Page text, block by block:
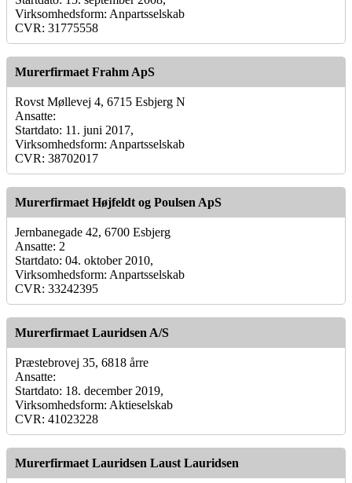
Virksomhedsform: Anpartsselskab
CVR: 31775558
Murerfirmaet Frahm ApS
Rovst Møllevej 4, 6715 Esbjerg N
Ansatte:
Startdato: 11. juni 2017,
Virksomhedsform: Anpartsselskab
CVR: 38702017
Murerfirmaet Højfeldt og Poulsen ApS
Jernbanegade 42, 6700 Esbjerg
Ansatte: 2
Startdato: 04. oktober 2010,
Virksomhedsform: Anpartsselskab
CVR: 33242395
Murerfirmaet Lauridsen A/S
Præstebrovej 35, 6818 årre
Ansatte:
Startdato: 18. december 2019,
Virksomhedsform: Aktieselskab
CVR: 41023228
Murerfirmaet Lauridsen Laust Lauridsen